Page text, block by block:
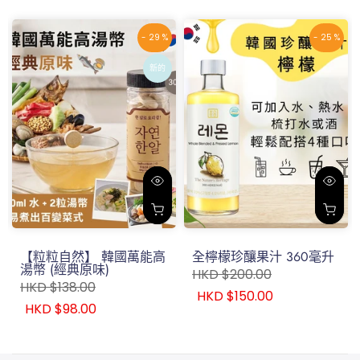
- 29 %
新的
【粒粒自然】 韓國萬能高
湯幣 (經典原味)
HKD $138.00
HKD $98.00
- 25 %
全檸檬珍釀果汁 360毫升
HKD $200.00
HKD $150.00